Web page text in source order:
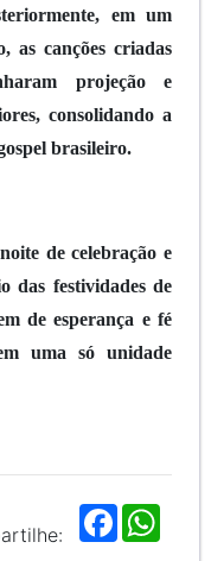
em um
as canções criadas
projeção e
consolidando a
brasileiro.
de celebração e
das festividades de
de esperança e fé
uma só unidade
F
a